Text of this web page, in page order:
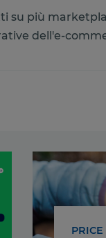
su più
dell'e-